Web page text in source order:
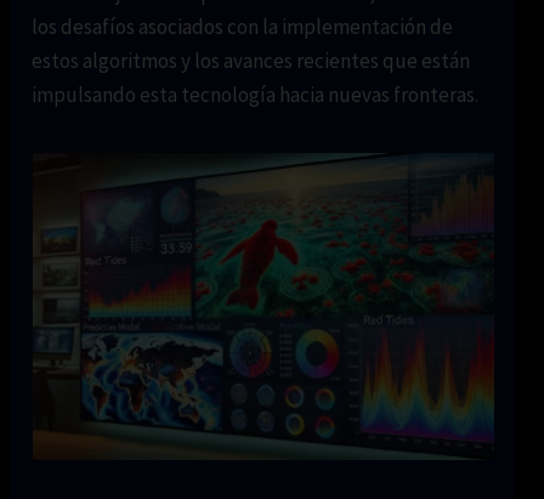
los desafíos asociados con la implementación de
estos algoritmos y los avances recientes que están
impulsando esta tecnología hacia nuevas fronteras.